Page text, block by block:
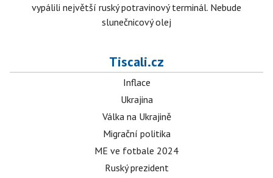
vypálili největší ruský potravinový terminál. Nebude
slunečnicový olej
Tiscali.cz
Inflace
Ukrajina
Válka na Ukrajině
Migrační politika
ME ve fotbale 2024
Ruský prezident